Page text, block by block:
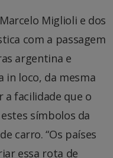
Miglioli e dos
com a passagem
argentina e
in loco, da mesma
facilidade que o
símbolos da
carro. “Os países
essa rota de